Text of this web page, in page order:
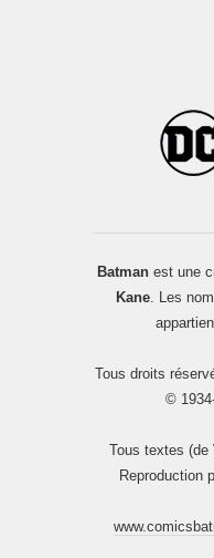
Batmanest une
Kane. Les
Tous droits
©
Tous textes (de
Reproduction